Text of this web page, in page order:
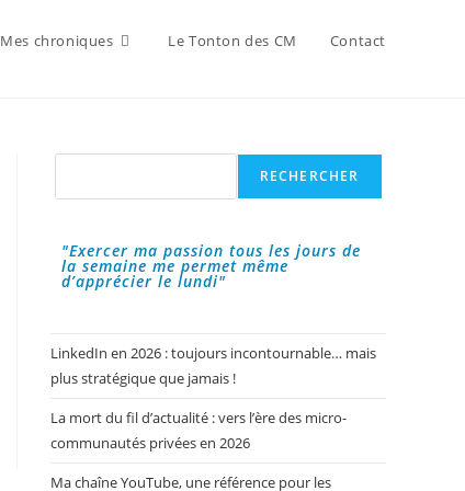
Mes chroniques Le Tonton des CM Contact
Rechercher
RECHERCHER
"Exercer ma passion tous les jours de
la semaine me permet même
d’apprécier le lundi"
LinkedIn en 2026 : toujours incontournable… mais
plus stratégique que jamais !
La mort du fil d’actualité : vers l’ère des micro-
communautés privées en 2026
Ma chaîne YouTube, une référence pour les